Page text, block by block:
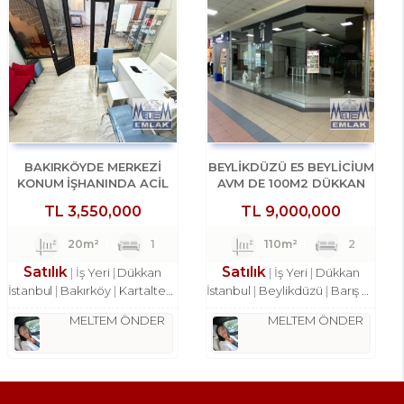
BAKIRKÖYDE MERKEZİ
KONUM İŞHANINDA ACİL
TL 3,550,000
20m² 1
Satılık İş Yeri
Dükkan
İstanbul
Bakırköy Kartaltepe Mah.
MELTEM ÖNDER
BEYLİKDÜZÜ E5 BEYLİCİUM
AVM DE 100M2 DÜKKAN
TL 9,000,000
110m² 2
Satılık İş Yeri
Dükkan
İstanbul
Beylikdüzü Barış Mah.
MELTEM ÖNDER